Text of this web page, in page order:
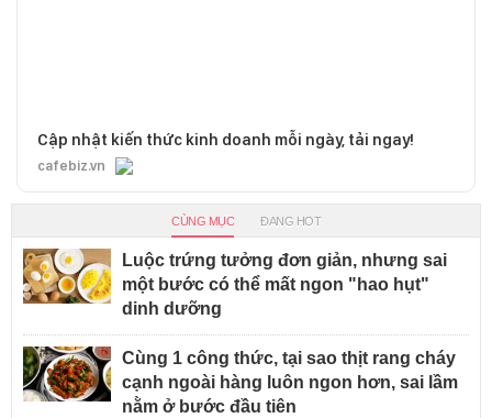
Cập nhật kiến thức kinh doanh mỗi ngày, tải ngay!
cafebiz.vn
CÙNG MỤC ĐANG HOT
Luộc trứng tưởng đơn giản, nhưng sai
một bước có thể mất ngon "hao hụt"
dinh dưỡng
Cùng 1 công thức, tại sao thịt rang cháy
cạnh ngoài hàng luôn ngon hơn, sai lầm
nằm ở bước đầu tiên